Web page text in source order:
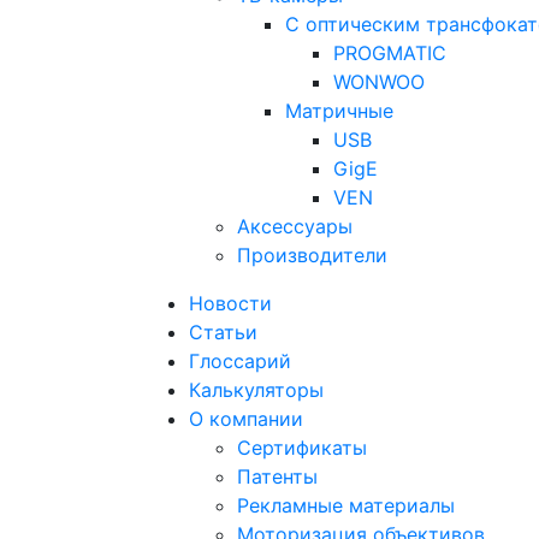
С оптическим
PROGMATIC
WONWOO
Матричные
USB
GigE
VEN
Аксессуары
Производители
Новости
Статьи
Глоссарий
Калькуляторы
О компании
Сертификаты
Патенты
Рекламные материалы
Моторизация объективов